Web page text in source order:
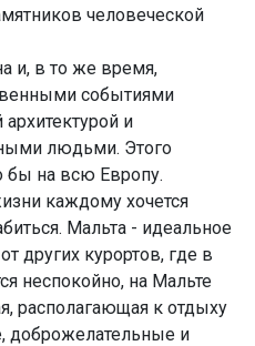
человеческой
и, в то же время,
событиями
и
людьми. Этого
бы на всю Европу.
каждому хочется
Мальта - идеальное
других курортов, где в
неспокойно, на Мальте
располагающая к отдыху
доброжелательные и